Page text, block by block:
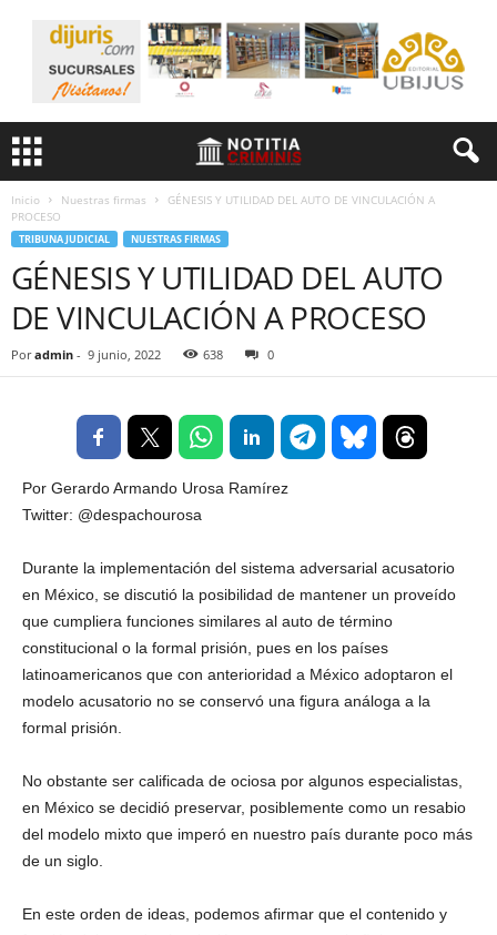
Inicio Nuestras firmas
GÉNESIS Y UTILIDAD DEL AUTO DE VINCULACIÓN A
PROCESO
TRIBUNA JUDICIAL NUESTRAS FIRMAS
GÉNESIS Y UTILIDAD DEL AUTO
DE VINCULACIÓN A PROCESO
Por admin - 9 junio, 2022 638 0
Por Gerardo Armando Urosa Ramírez
Twitter: @despachourosa
Durante la implementación del sistema adversarial acusatorio
en México, se discutió la posibilidad de mantener un proveído
que cumpliera funciones similares al auto de término
constitucional o la formal prisión, pues en los países
latinoamericanos que con anterioridad a México adoptaron el
modelo acusatorio no se conservó una figura análoga a la
formal prisión.
No obstante ser calificada de ociosa por algunos especialistas,
en México se decidió preservar, posiblemente como un resabio
del modelo mixto que imperó en nuestro país durante poco más
de un siglo.
En este orden de ideas, podemos afirmar que el contenido y